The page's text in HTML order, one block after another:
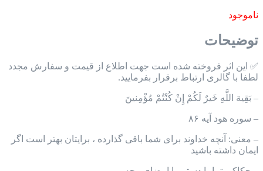
ناموجود
توضیحات
✅ این اثر فروخته شده است جهت اطلاع از قیمت و سفارش مجدد
لطفا با گالری ارتباط برقرار بفرمایید.
– بَقِیة اللَّهِ خَیرٌ لَکُمْ إِنْ کُنْتُمْ مُؤْمِنینَ
– سوره هود آیه ۸۶
– معنی: آنچه خداوند برای شما باقی گذارده ، برایتان بهتر است اگر
ایمان داشته باشید